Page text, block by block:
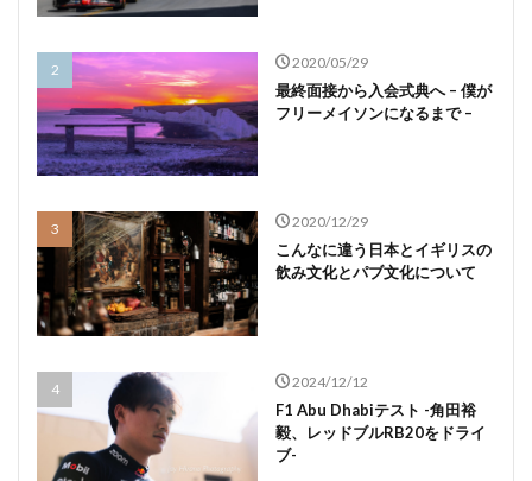
2020/05/29
最終面接から入会式典へ – 僕が
フリーメイソンになるまで –
2020/12/29
こんなに違う日本とイギリスの
飲み文化とパブ文化について
2024/12/12
F1 Abu Dhabiテスト -角田裕
毅、レッドブルRB20をドライ
ブ-